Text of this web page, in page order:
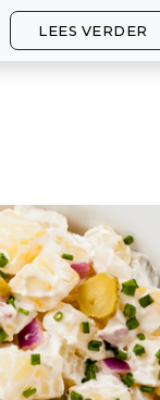
LEES VERDER